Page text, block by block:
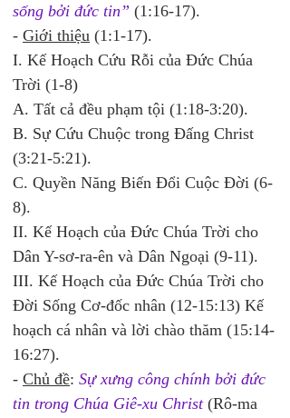
sống bởi đức tin” (1:16-17).
- Giới thiệu (1:1-17).
I. Kế Hoạch Cứu Rỗi của Đức Chúa
Trời (1-8)
A. Tất cả đều phạm tội (1:18-3:20).
B. Sự Cứu Chuộc trong Đấng Christ
(3:21-5:21).
C. Quyền Năng Biến Đổi Cuộc Đời (6-
8).
II. Kế Hoạch của Đức Chúa Trời cho
Dân Y-sơ-ra-ên và Dân Ngoại (9-11).
III. Kế Hoạch của Đức Chúa Trời cho
Đời Sống Cơ-đốc nhân (12-15:13) Kế
hoạch cá nhân và lời chào thăm (15:14-
16:27).
- Chủ đề: Sự xưng công chính bởi đức
tin trong Chúa Giê-xu Christ (Rô-ma